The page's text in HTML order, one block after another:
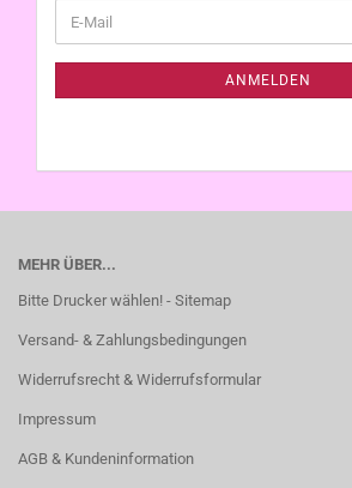
ZUR
E-
Mail
ANMELDEN
MEHR ÜBER...
Bitte Drucker wählen! - Sitemap
Versand- & Zahlungsbedingungen
Widerrufsrecht & Widerrufsformular
Impressum
AGB & Kundeninformation